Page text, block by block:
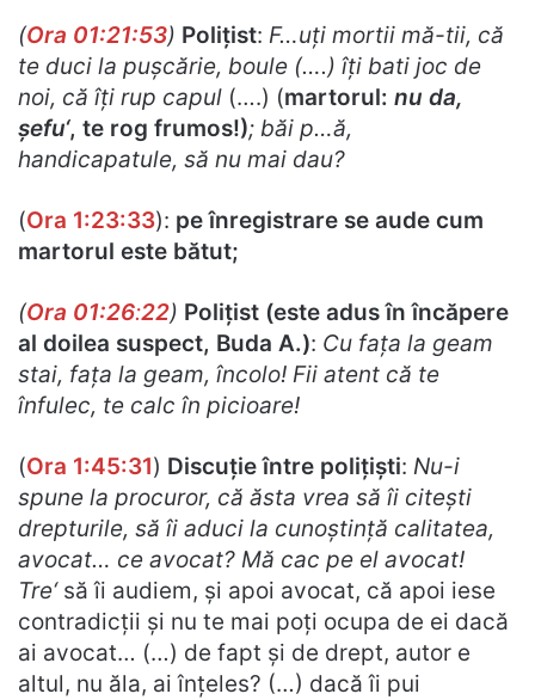
(Ora 01:21:53) Polițist: F…uți mortii mă-tii, că
te duci la pușcărie, boule (….) îți bati joc de
noi, că îți rup capul (….) (martorul: nu da,
șefu‘, te rog frumos!); băi p…ă,
handicapatule, să nu mai dau?
(Ora 1:23:33): pe înregistrare se aude cum
martorul este bătut;
(Ora 01:26:22) Polițist (este adus în încăpere
al doilea suspect, Buda A.): Cu fața la geam
stai, fața la geam, încolo! Fii atent că te
înfulec, te calc în picioare!
(Ora 1:45:31) Discuție între polițiști: Nu-i
spune la procuror, că ăsta vrea să îi citești
drepturile, să îi aduci la cunoștință calitatea,
avocat… ce avocat? Mă cac pe el avocat!
Tre‘să îi audiem, și apoi avocat, că apoi iese
contradicții și nu te mai poți ocupa de ei dacă
ai avocat… (…) de fapt și de drept, autor e
altul, nu ăla, ai înțeles? (…) dacă îi pui